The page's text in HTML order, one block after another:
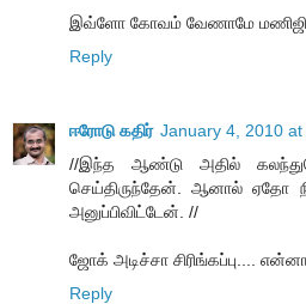
இவ்ளோ கோவம் வேணாமே மணிஜி..
Reply
ஈரோடு கதிர் January 4, 2010 at
//இந்த ஆண்டு அதில்
செய்திருந்தேன். ஆனால் ஏதோ
அனுப்பிவிட்டேன். //
ஜோக் அடிச்சா சிரிங்கப்பு....
Reply